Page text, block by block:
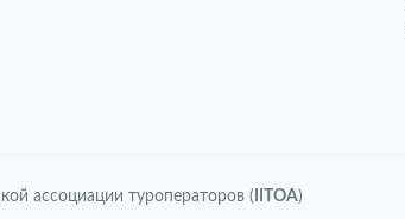
ассоциации туроператоров ( IITOA)